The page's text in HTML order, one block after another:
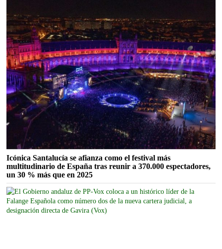
Icónica Santalucía se afianza como el festival más
multitudinario de España tras reunir a 370.000 espectadores,
un 30 % más que en 2025